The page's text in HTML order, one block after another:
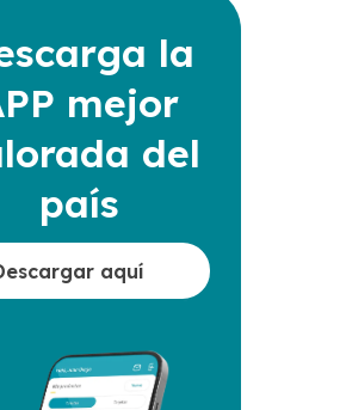
la
mejor
del
país
aquí